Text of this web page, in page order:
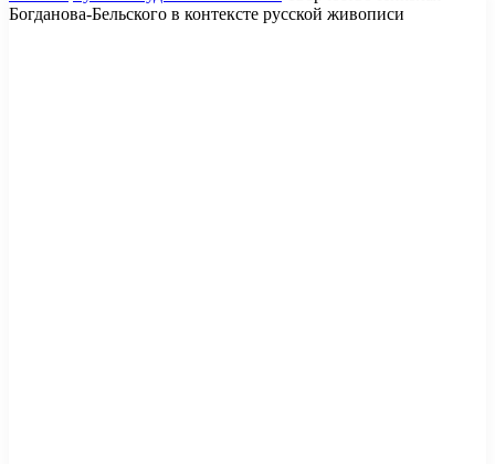
Богданова-Бельского в контексте русской живописи